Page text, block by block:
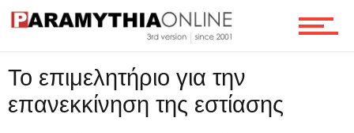
Το επιμελητήριο για την
επανεκκίνηση της εστίασης